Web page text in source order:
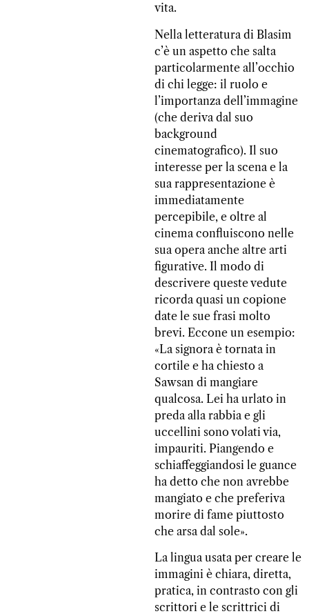
vita.
Nella letteratura di Blasim
c’è un aspetto che salta
particolarmente all’occhio
di chi legge: il ruolo e
l’importanza dell’immagine
(che deriva dal suo
background
cinematografico). Il suo
interesse per la scena e la
sua rappresentazione è
immediatamente
percepibile, e oltre al
cinema confluiscono nelle
sua opera anche altre arti
figurative. Il modo di
descrivere queste vedute
ricorda quasi un copione
date le sue frasi molto
brevi. Eccone un esempio:
«La signora è tornata in
cortile e ha chiesto a
Sawsan di mangiare
qualcosa. Lei ha urlato in
preda alla rabbia e gli
uccellini sono volati via,
impauriti. Piangendo e
schiaffeggiandosi le guance
ha detto che non avrebbe
mangiato e che preferiva
morire di fame piuttosto
che arsa dal sole».
La lingua usata per creare le
immagini è chiara, diretta,
pratica, in contrasto con gli
scrittori e le scrittrici di